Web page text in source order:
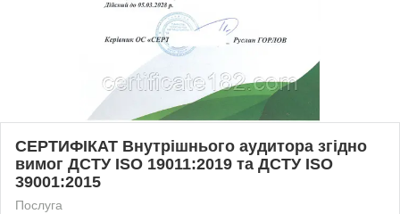
СЕРТИФІКАТ Внутрішнього аудитора згідно
вимог ДСТУ ISO 19011:2019 та ДСТУ ISO
39001:2015
Послуга